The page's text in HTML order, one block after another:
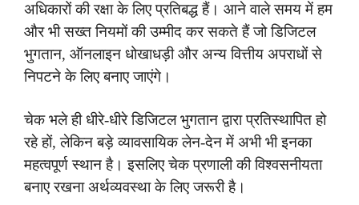
अधिकारों की रक्षा के लिए प्रतिबद्ध हैं। आने वाले समय में हम
और भी सख्त नियमों की उम्मीद कर सकते हैं जो डिजिटल
भुगतान, ऑनलाइन धोखाधड़ी और अन्य वित्तीय अपराधों से
निपटने के लिए बनाए जाएंगे।
चेक भले ही धीरे-धीरे डिजिटल भुगतान द्वारा प्रतिस्थापित हो
रहे हों, लेकिन बड़े व्यावसायिक लेन-देन में अभी भी इनका
महत्वपूर्ण स्थान है। इसलिए चेक प्रणाली की विश्वसनीयता
बनाए रखना अर्थव्यवस्था के लिए जरूरी है।